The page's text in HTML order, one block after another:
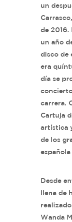
un
de 2016.
un año
disco de
era
día se
carrera.
Cartuja
artística
de los
Desde
llena de
Wanda